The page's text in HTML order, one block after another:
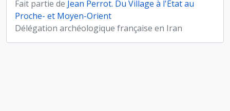
Fait partie de Jean Perrot. Du Village à l'État au
Proche- et Moyen-Orient
Délégation archéologique française en Iran